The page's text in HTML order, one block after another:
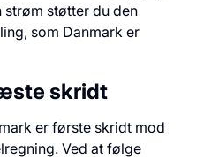
støtter du den
som Danmark er
skridt
er første skridt mod
Ved at følge